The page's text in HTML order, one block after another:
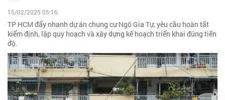
15/02/2025 05:16
TP HCM đẩy nhanh dự án chung cư Ngô Gia Tự, yêu cầu hoàn tất
kiểm định, lập quy hoạch và xây dựng kế hoạch triển khai đúng tiến
độ.